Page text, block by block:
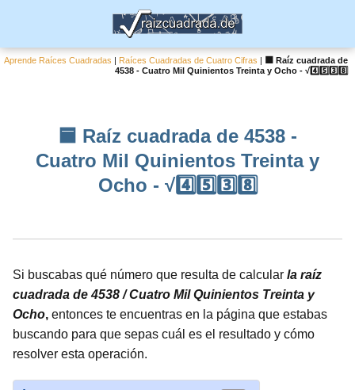
Aprende Raíces Cuadradas | Raíces Cuadradas de Cuatro Cifras |
🟦 Raíz cuadrada de
4538 - Cuatro Mil Quinientos Treinta y Ocho - √4️⃣5️⃣3️⃣8️⃣
🟦 Raíz cuadrada de 4538 -
Cuatro Mil Quinientos Treinta y
Ocho - √4️⃣5️⃣3️⃣8️⃣
Si buscabas qué número que resulta de calcular la raíz
cuadrada de 4538 / Cuatro Mil Quinientos Treinta y
Ocho, entonces te encuentras en la página que estabas
buscando para que sepas cuál es el resultado y cómo
resolver esta operación.